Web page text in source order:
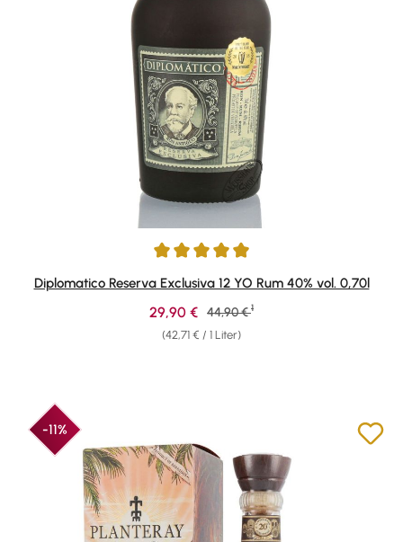
Durchschnittliche Bewertung von 4.9 von 5 Sternen
Diplomatico Reserva Exclusiva 12 YO Rum 40% vol. 0,70l
(42,71 € / 1 Liter)
Verkaufspreis:
29,90 € Regulärer Preis:
44,90 € 1
-11%